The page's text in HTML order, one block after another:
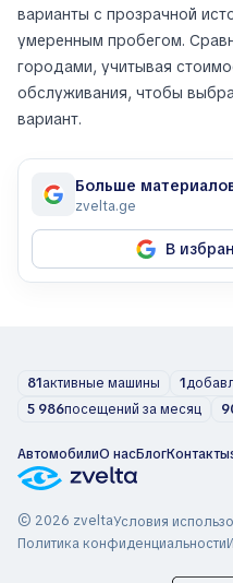
варианты с прозрачной
умеренным пробегом.
городами, учитывая
обслуживания, чтобы
вариант.
Больше
zvelta.ge
В
81активные машины 1
5 986посещений за месяц
АвтомобилиО насБлогКонтакты
© 2026 zveltaУсловия
Политика конфиденциальности